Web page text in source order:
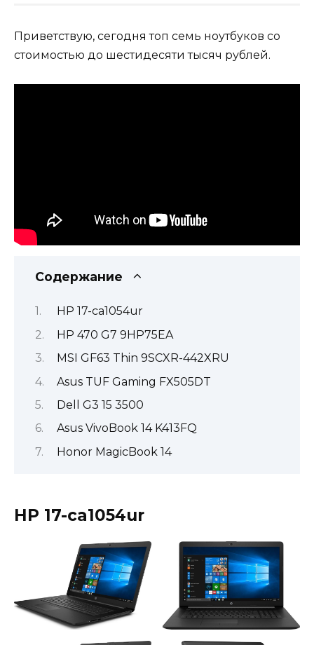
Приветствую, сегодня топ семь ноутбуков со
стоимостью до шестидесяти тысяч рублей.
Содержание
HP 17-ca1054ur
HP 470 G7 9HP75EA
MSI GF63 Thin 9SCXR-442XRU
Asus TUF Gaming FX505DT
Dell G3 15 3500
Asus VivoBook 14 K413FQ
Honor MagicBook 14
HP 17-ca1054ur